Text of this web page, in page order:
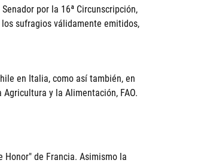
por la 16ª Circunscripción,
sufragios válidamente emitidos,
en Italia, como así también, en
y la Alimentación, FAO.
Honor" de Francia. Asimismo la